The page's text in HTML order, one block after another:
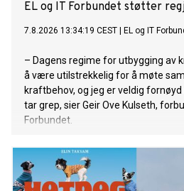
EL og IT Forbundet støtter
7.8.2026 13:34:19 CEST EL og IT
– Dagens regime for utbygging av
å være utilstrekkelig for å møte
kraftbehov, og jeg er veldig
tar grep, sier Geir Ove Kulseth,
Forbundet.